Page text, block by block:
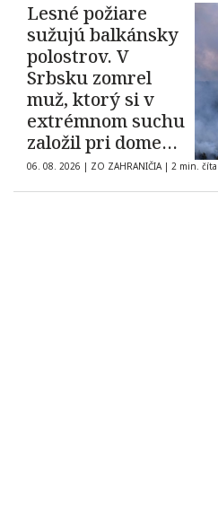
Lesné požiare
sužujú balkánsky
polostrov. V
Srbsku zomrel
muž, ktorý si v
extrémnom suchu
založil pri dome
oheň
06. 08. 2026 | ZO ZAHRANIČIA | 2 min.